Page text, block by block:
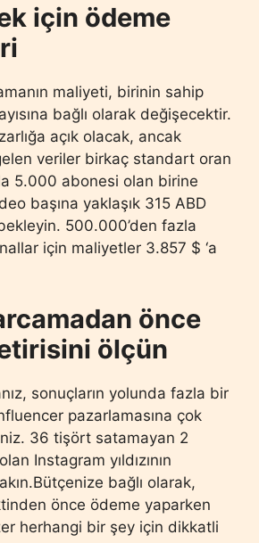
için ödeme
maliyeti, birinin sahip
bağlı olarak değişecektir.
açık olacak, ancak
veriler birkaç standart oran
5.000 abonesi olan birine
başına yaklaşık 315 ABD
500.000’den fazla
için maliyetler 3.857 $ ‘a
önce
ölçün
sonuçların yolunda fazla bir
pazarlamasına çok
36 tişört satamayan 2
Instagram yıldızının
bağlı olarak,
önce ödeme yaparken
herhangi bir şey için dikkatli